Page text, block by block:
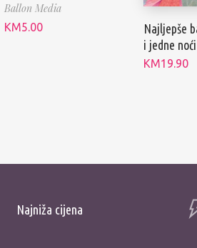
Ballon Media
KM5.00
Najljepše
i jedne noći
KM19.90
Najniža cijena